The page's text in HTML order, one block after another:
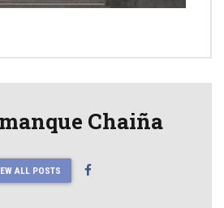
Chaiña
ALL POSTS